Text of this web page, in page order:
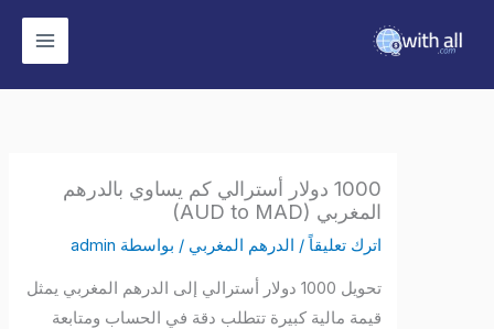
1000 دولار أسترالي كم يساوي بالدرهم
المغربي (AUD to MAD)
اترك تعليقاً /الدرهم المغربي/ بواسطة admin
تحويل 1000 دولار أسترالي إلى الدرهم المغربي يمثل
قيمة مالية كبيرة تتطلب دقة في الحساب ومتابعة